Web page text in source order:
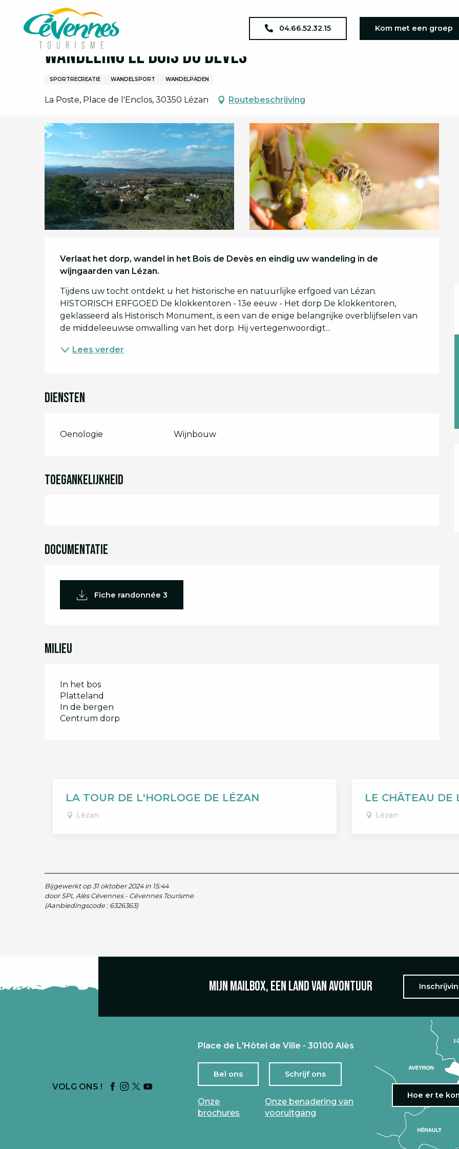
contenu
04.66.52.32.15 Kom met een groep
Home Wandeling Le bois du Devès
Wandeling Le bois du Devès
SPORTRECREATIE WANDELSPORT WANDELPADEN
La Poste, Place de l'Enclos, 30350 Lézan Routebeschrijving
Beschrijving
Verlaat het dorp, wandel in het Bois de Devès en eindig uw wandeling in de
wijngaarden van Lézan.
Tijdens uw tocht ontdekt u het historische en natuurlijke erfgoed van Lézan.
HISTORISCH ERFGOED De klokkentoren - 13e eeuw - Het dorp De klokkentoren,
geklasseerd als Historisch Monument, is een van de enige belangrijke overblijfselen van
de middeleeuwse omwalling van het dorp. Hij vertegenwoordigt...
Lees verder
Diensten
Oenologie Wijnbouw
Toegankelijkheid
Documentatie
Fiche randonnée 3
Milieu
In het bos
Platteland
In de bergen
Centrum dorp
LA TOUR DE L'HORLOGE DE LÉZAN
Lézan
LE CHÂTEAU DE
Lézan
Bijgewerkt op 31 oktober 2024 in 15:44
door SPL Alès Cévennes - Cévennes Tourisme
(Aanbiedingscode : 6326363)
Mijn mailbox, een land van avontuur
VOLG ONS !
Place de L'Hôtel de Ville - 30100 Alès
Bel ons Schrijf ons
Onze
brochures
Onze benadering van
vooruitgang
Hoe er te